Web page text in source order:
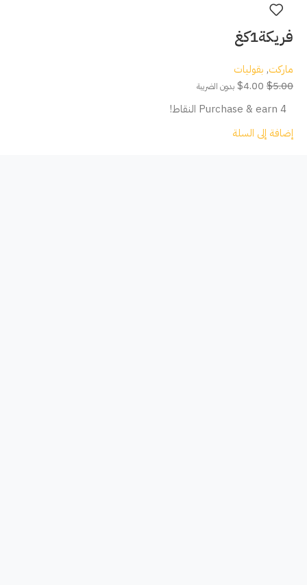
فريكة1كغ
ماركت, بقوليات
$5.00
$4.00 بدون الضريبة
Purchase & earn 4 النقاط!
إضافة إلى السلة